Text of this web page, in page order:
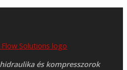
és kompresszorok